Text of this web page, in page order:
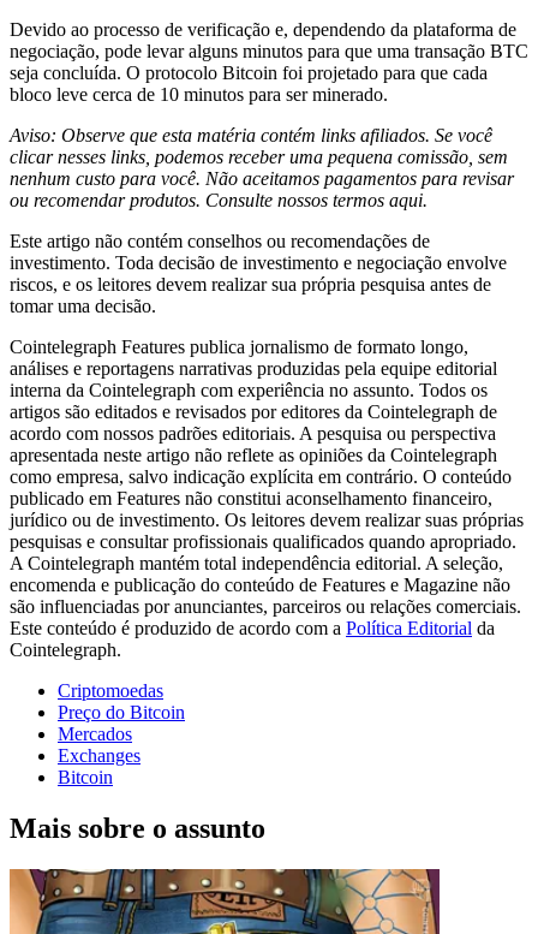
Devido ao processo de verificação e, dependendo da plataforma de
negociação, pode levar alguns minutos para que uma transação BTC
seja concluída. O protocolo Bitcoin foi projetado para que cada
bloco leve cerca de 10 minutos para ser minerado.
Aviso: Observe que esta matéria contém links afiliados. Se você
clicar nesses links, podemos receber uma pequena comissão, sem
nenhum custo para você. Não aceitamos pagamentos para revisar
ou recomendar produtos. Consulte nossos termos aqui.
Este artigo não contém conselhos ou recomendações de
investimento. Toda decisão de investimento e negociação envolve
riscos, e os leitores devem realizar sua própria pesquisa antes de
tomar uma decisão.
Cointelegraph Features publica jornalismo de formato longo,
análises e reportagens narrativas produzidas pela equipe editorial
interna da Cointelegraph com experiência no assunto. Todos os
artigos são editados e revisados por editores da Cointelegraph de
acordo com nossos padrões editoriais. A pesquisa ou perspectiva
apresentada neste artigo não reflete as opiniões da Cointelegraph
como empresa, salvo indicação explícita em contrário. O conteúdo
publicado em Features não constitui aconselhamento financeiro,
jurídico ou de investimento. Os leitores devem realizar suas próprias
pesquisas e consultar profissionais qualificados quando apropriado.
A Cointelegraph mantém total independência editorial. A seleção,
encomenda e publicação do conteúdo de Features e Magazine não
são influenciadas por anunciantes, parceiros ou relações comerciais.
Este conteúdo é produzido de acordo com a Política Editorial da
Cointelegraph.
Criptomoedas
Preço do Bitcoin
Mercados
Exchanges
Bitcoin
Mais sobre o assunto